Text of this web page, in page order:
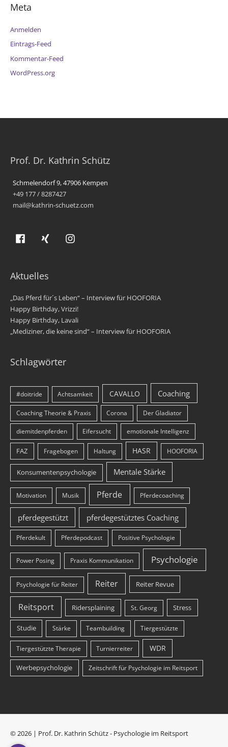
Meta
Anmelden
Eintrags-Feed
Kommentar-Feed
WordPress.org
Prof. Dr. Kathrin Schütz
Schmelendorf 9, 47906 Kempen
+49 177 / 8287427
mail@kathrin-schuetz.com
Aktuelles
„Das Pferd für´s Leben“ – Interview für HOOFORIA
Happy Birthday, Vrizzi!
Happy Birthday, Lavali
„Mediziner, die keine sind“ – Interview für HOOFORIA
Schlagwörter
#doitride Achtsamkeit CAVALLO Coaching
Coaching Theorie & Praxis Corona Der Gladiator
diemitdenpferden Eifersucht emotionale Intelligenz
FAZ Fragebogen Haltung HASR HOOFORIA
Konsumentenpsychologie Mentale Stärke
Motivation Musik Pferde Pferdecoaching
pferdegestützt pferdegestütztes Coaching
Pferdekult Pferdepodcast Positive Psychologie
Power Posing Praxis Kommunikation Psychologie
Psychologie für Reiter Reiter Reiter Revue
Reitsport Ridersplaining St. Georg Stress
Studie Stärke Teambuilding Tiergestützte
Tiergestützte Therapie Turnierreiter WDR
Werbepsychologie Zeitschrift für Psychologie im Reitsport
© 2026 | Prof. Dr. Kathrin Schütz - Psychologie im Reitsport